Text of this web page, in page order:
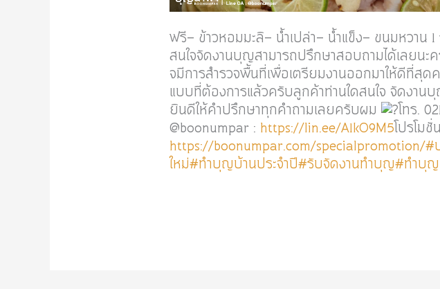
ฟรี- ข้าวหอมมะลิ- น้ำเปล่า- น้ำแข็ง- ขนมหวาน
สนใจจัดงานบุญสามารถปรึกษาสอบถามได้เลยน
จมีการสำรวจพื้นที่เพื่อเตรียมงานออกมาให้ดีที่สุ
แบบที่ต้องการแล้วครับลูกค้าท่านใดสนใจ จัดงา
ยินดีให้คำปรึกษาทุกคำถามเลยครับผม โทร.
@boonumpar : https://lin.ee/A1kO9M5โปรโม
https://boonumpar.com/specialpromotion/#
ใหม่#ทำบุญบ้านประจำปี#รับจัดงานทำบุญ#ทำบุ